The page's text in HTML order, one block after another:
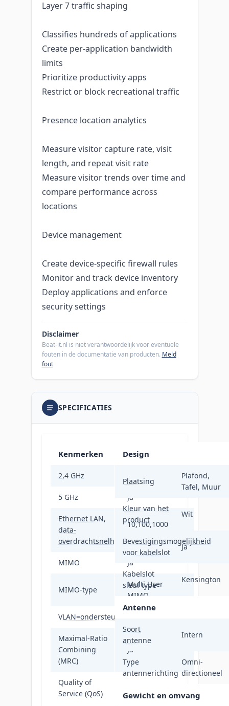
Layer 7 traffic shaping
Classifies hundreds of applications
Create per-application bandwidth
limits
Prioritize productivity apps
Restrict or block recreational traffic
Presence location analytics
Measure visitor capture rate, visit
length, and repeat visit rate
Measure visitor trends over time and
compare performance across
locations
Device management
Create device-specific firewall rules
Monitor and track device inventory
Deploy applications and enforce
security settings
Disclaimer
Beat-it.nl is niet verantwoordelijk voor eventuele
fouten in de documentatie van producten. Meld
fout
SPECIFICATIES
Kenmerken
2,4 GHz
5 GHz Ja
Ethernet LAN,
data-
overdrachtsnelheden
10,100,1000
MIMO Ja
MIMO-type
Multi User
MIMO
VLAN=ondersteuning
Maximal-Ratio
Combining
(MRC)
Ja
Quality of
Service (QoS)
Design
Plaatsing
Plafond,
Tafel, Muur
Kleur van het
product
Wit
Bevestigingsmogelijkheid
voor kabelslot
Ja
Kabelslot
sleuf type
Kensington
Antenne
Soort
antenne
Intern
Type
antennerichting
Omni-
directioneel
Gewicht en omvang